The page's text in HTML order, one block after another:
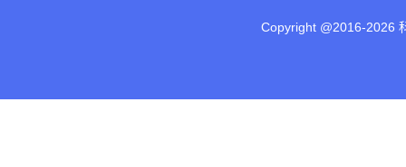
Copyright @2016-2026